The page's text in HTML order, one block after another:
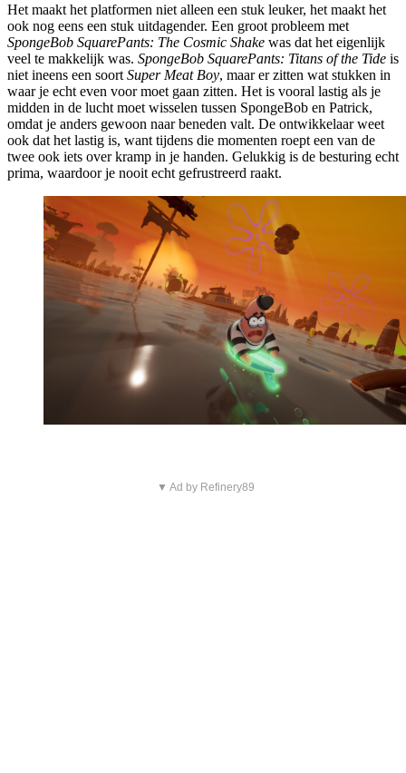
Het maakt het platformen niet alleen een stuk leuker, het maakt het
ook nog eens een stuk uitdagender. Een groot probleem met
SpongeBob SquarePants: The Cosmic Shake was dat het eigenlijk
veel te makkelijk was. SpongeBob SquarePants: Titans of the Tide is
niet ineens een soort Super Meat Boy, maar er zitten wat stukken in
waar je echt even voor moet gaan zitten. Het is vooral lastig als je
midden in de lucht moet wisselen tussen SpongeBob en Patrick,
omdat je anders gewoon naar beneden valt. De ontwikkelaar weet
ook dat het lastig is, want tijdens die momenten roept een van de
twee ook iets over kramp in je handen. Gelukkig is de besturing echt
prima, waardoor je nooit echt gefrustreerd raakt.
▼ Ad by Refinery89